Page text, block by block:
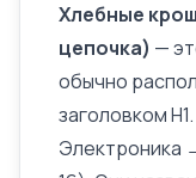
Хлебные
цепочка) —
обычно
заголовком
Электроника